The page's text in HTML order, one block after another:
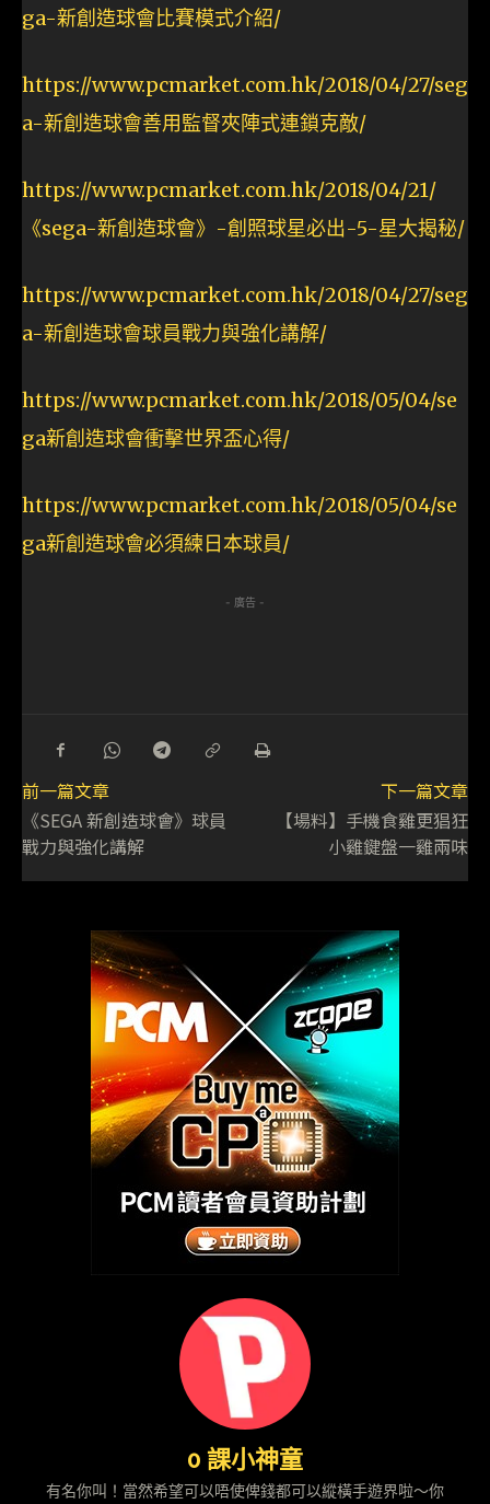
ga-新創造球會比賽模式介紹/
https://www.pcmarket.com.hk/2018/04/27/seg
a-新創造球會善用監督夾陣式連鎖克敵/
https://www.pcmarket.com.hk/2018/04/21/
《sega-新創造球會》-創照球星必出-5-星大揭秘/
https://www.pcmarket.com.hk/2018/04/27/seg
a-新創造球會球員戰力與強化講解/
https://www.pcmarket.com.hk/2018/05/04/se
ga新創造球會衝擊世界盃心得/
https://www.pcmarket.com.hk/2018/05/04/se
ga新創造球會必須練日本球員/
- 廣告 -
前一篇文章
《SEGA 新創造球會》球員
戰力與強化講解
下一篇文章
【場料】手機食雞更猖狂
小雞鍵盤一雞兩味
0 課小神童
有名你叫！當然希望可以唔使俾錢都可以縱橫手遊界啦～你